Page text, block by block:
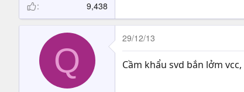
9,438
Q
29/12/13
Cầm khẩu svd bắn lởm